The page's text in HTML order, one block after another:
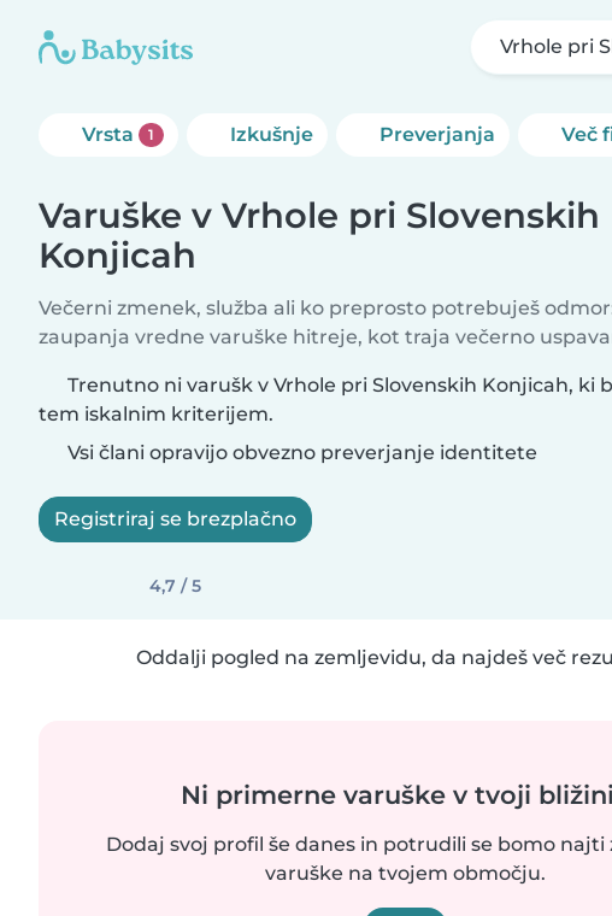
Vrhole pri
Vrsta 1 Izkušnje Preverjanja Več
Varuške v Vrhole pri Slovenskih
Konjicah
Večerni zmenek, služba ali ko preprosto potrebuješ
zaupanja vredne varuške hitreje, kot traja večerno
Trenutno ni varušk v Vrhole pri Slovenskih Konjicah, ki
tem iskalnim kriterijem.
Vsi člani opravijo obvezno preverjanje identitete
Registriraj se brezplačno
4,7 / 5
Oddalji pogled na zemljevidu, da najdeš več
Ni primerne varuške v tvoji
Dodaj svoj profil še danes in potrudili se bomo najti
varuške na tvojem območju.